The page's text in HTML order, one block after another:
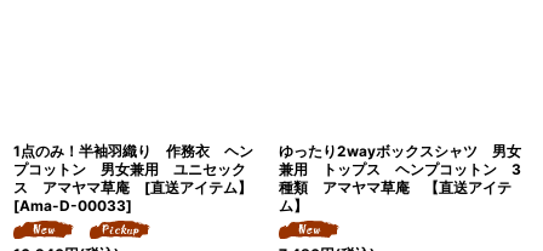
1点のみ！半袖羽織り 作務衣 ヘン
プコットン 男女兼用 ユニセック
ス アマヤマ草庵 [直送アイテム】
[Ama-D-00033]
ゆったり2wayボックスシャツ 男女
兼用 トップス ヘンプコットン 3
種類 アマヤマ草庵 【直送アイテ
ム】